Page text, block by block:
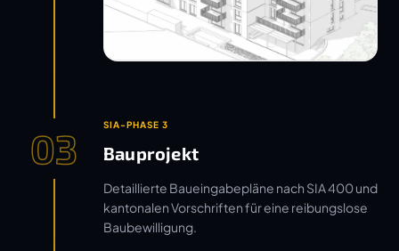
03 SIA-PHASE 3
Bauprojekt
Detaillierte Baueingabepläne nach SIA 400 und
kantonalen Vorschriften für eine reibungslose
Baubewilligung.